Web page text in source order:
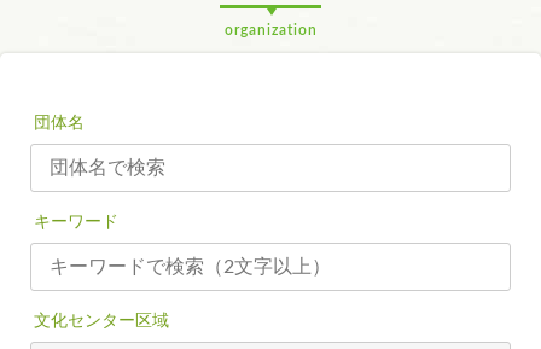
organization
団体名
キーワード
文化センター区域